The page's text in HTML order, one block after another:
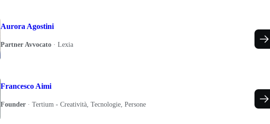
Aurora Agostini
Partner Avvocato · Lexia
Francesco Aimi
Founder · Tertium - Creatività, Tecnologie, Persone